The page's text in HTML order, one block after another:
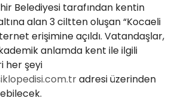
Belediyesi tarafından kentin
altına alan 3 ciltten oluşan “Kocaeli
erişimine açıldı. Vatandaşlar,
anlamda kent ile ilgili
her şeyi
adresi üzerinden